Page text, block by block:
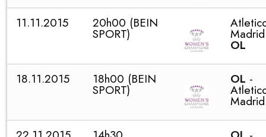
11.11.2015 20h00 (BEIN
SPORT)
OL
18.11.2015 18h00 (BEIN
SPORT)
OL -
Madrid